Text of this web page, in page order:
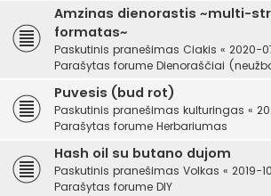
Amzinas dienorastis ~multi-
formatas~
Paskutinis pranešimas Ciakis « 2020-
Parašytas forume Dienoraščiai
Puvesis (bud rot)
Paskutinis pranešimas kulturingas «
Parašytas forume Herbariumas
Hash oil su butano dujom
Paskutinis pranešimas Volkas « 2019-
Parašytas forume DIY